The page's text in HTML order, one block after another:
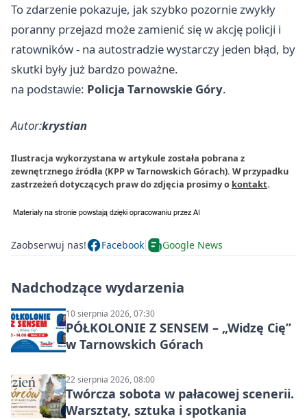
To zdarzenie pokazuje, jak szybko pozornie zwykły
poranny przejazd może zamienić się w akcję policji i
ratowników - na autostradzie wystarczy jeden błąd, by
skutki były już bardzo poważne.
na podstawie: Policja Tarnowskie Góry.
Autor:krystian
Ilustracja wykorzystana w artykule została pobrana z
zewnętrznego źródła (KPP w Tarnowskich Górach). W przypadku
zastrzeżeń dotyczących praw do zdjęcia prosimy o kontakt.
Zaobserwuj nas! Facebook Google News
Nadchodzące wydarzenia
10 sierpnia 2026, 07:30
PÓŁKOLONIE Z SENSEM – „Widzę Cię”
w Tarnowskich Górach
22 sierpnia 2026, 08:00
Twórcza sobota w pałacowej scenerii.
Warsztaty, sztuka i spotkania